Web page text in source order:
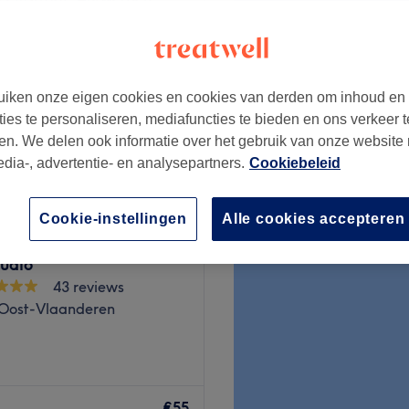
€60
nails & beauty
43 reviews
Vlaanderen
onze eigen cookies en cookies van derden om inhoud en
te personaliseren, mediafuncties te bieden en ons verkeer
We delen ook informatie over het gebruik van onze website
, advertentie- en analysepartners. Cookiebeleid
Alle cookies accepteren
Cookie-instellingen